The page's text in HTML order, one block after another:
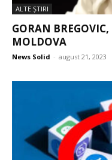
ALTE ŞTIRI
GORAN
MOLDOVA
News Solid - august 21, 2023